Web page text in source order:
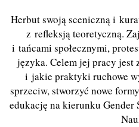
Herbut swoją sceniczną i
z refleksją teoretyczną.
i tańcami społecznymi,
języka. Celem jej pracy jest
i jakie praktyki ruchowe
sprzeciw, stworzyć nowe
edukację na kierunku